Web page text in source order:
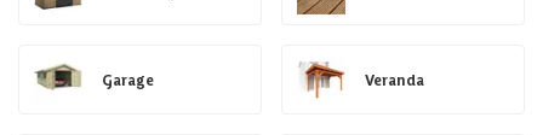
Garage Veranda